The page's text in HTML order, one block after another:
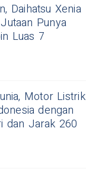
Daihatsu Xenia
Punya
Luas 7
Motor Listrik
dengan
dan Jarak 260